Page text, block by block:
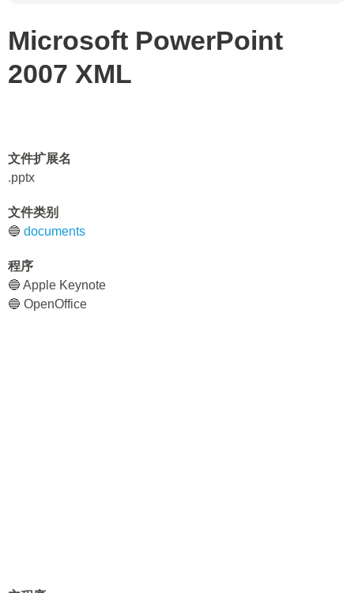
Microsoft PowerPoint
2007 XML
文件扩展名
.pptx
文件类别
🔵 documents
程序
🔵 Apple Keynote
🔵 OpenOffice